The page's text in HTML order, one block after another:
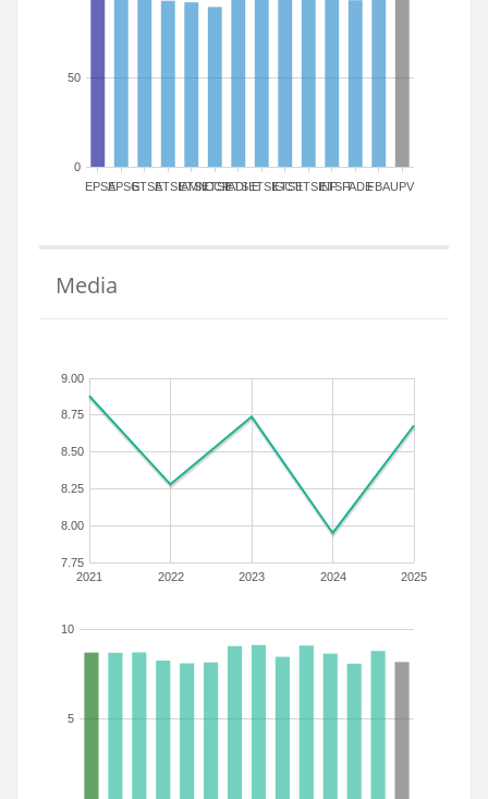
EPSAEPSGETSAETSIAMN
ETSICCP
ETSIADI
ETSIEETSIGCT
ETSIIETSINFETSITFADEFBAUPV
0
50
Media
2021 2022 2023 2024 2025
7.75
8.00
8.25
8.50
8.75
9.00
5
10